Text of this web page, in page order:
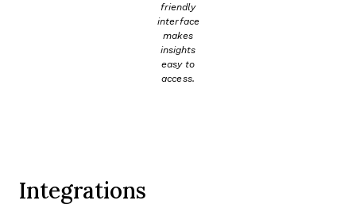
friendly
interface
makes
insights
easy to
access.
Integrations